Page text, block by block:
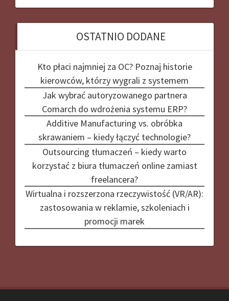
OSTATNIO DODANE
Kto płaci najmniej za OC? Poznaj historie
kierowców, którzy wygrali z systemem
Jak wybrać autoryzowanego partnera
Comarch do wdrożenia systemu ERP?
Additive Manufacturing vs. obróbka
skrawaniem – kiedy łączyć technologie?
Outsourcing tłumaczeń – kiedy warto
korzystać z biura tłumaczeń online zamiast
freelancera?
Wirtualna i rozszerzona rzeczywistość (VR/AR):
zastosowania w reklamie, szkoleniach i
promocji marek